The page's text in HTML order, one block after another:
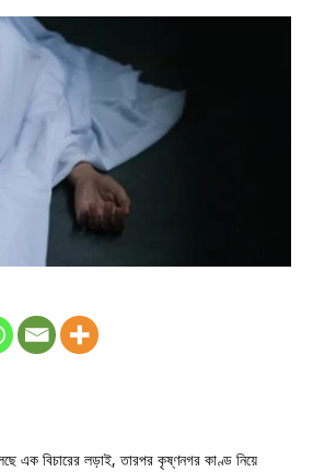
এক বিচারের লড়াই, তারপর কৃষ্ণনগর কাণ্ড নিয়ে